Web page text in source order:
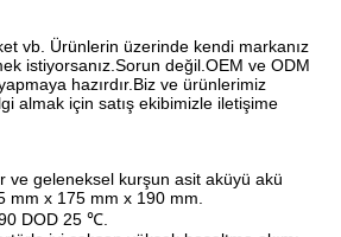
vb. Ürünlerin üzerinde kendi markanız
istiyorsanız.Sorun değil.OEM ve ODM
hazırdır.Biz ve ürünlerimiz
almak için satış ekibimizle iletişime
ve geleneksel kurşun asit aküyü akü
mm x 175 mm x 190 mm.
DOD 25 ℃.